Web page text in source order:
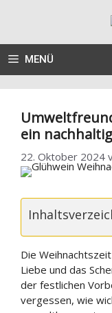
MENÜ
ein
22. Oktober 2024
Die
Liebe und das
der festlichen
vergessen, wie